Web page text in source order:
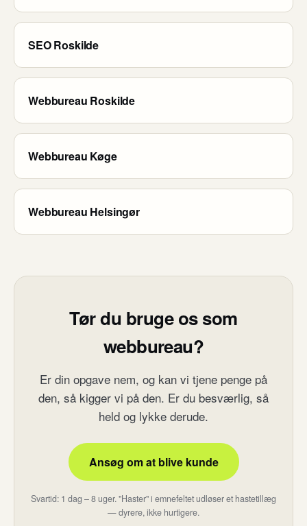
SEO Roskilde
Webbureau Roskilde
Webbureau Køge
Webbureau Helsingør
Tør du bruge os som
webbureau?
Er din opgave nem, og kan vi tjene penge på
den, så kigger vi på den. Er du besværlig, så
held og lykke derude.
Ansøg om at blive kunde
Svartid: 1 dag – 8 uger. "Haster" i emnefeltet udløser et hastetillæg
— dyrere, ikke hurtigere.